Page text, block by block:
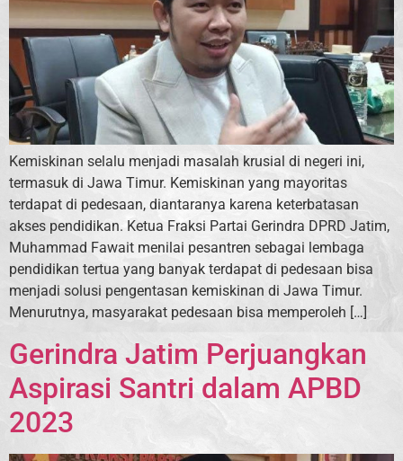
Kemiskinan selalu menjadi masalah krusial di negeri ini,
termasuk di Jawa Timur. Kemiskinan yang mayoritas
terdapat di pedesaan, diantaranya karena keterbatasan
akses pendidikan. Ketua Fraksi Partai Gerindra DPRD Jatim,
Muhammad Fawait menilai pesantren sebagai lembaga
pendidikan tertua yang banyak terdapat di pedesaan bisa
menjadi solusi pengentasan kemiskinan di Jawa Timur.
Menurutnya, masyarakat pedesaan bisa memperoleh […]
Gerindra Jatim Perjuangkan
Aspirasi Santri dalam APBD
2023